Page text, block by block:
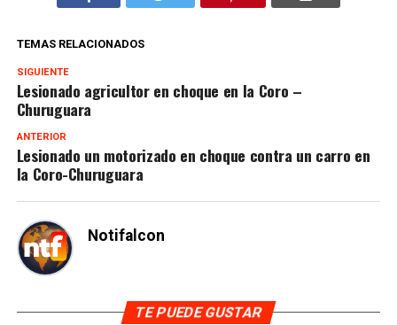
TEMAS RELACIONADOS
SIGUIENTE
Lesionado agricultor en choque en la Coro –
Churuguara
ANTERIOR
Lesionado un motorizado en choque contra un carro en
la Coro-Churuguara
Notifalcon
TE PUEDE GUSTAR